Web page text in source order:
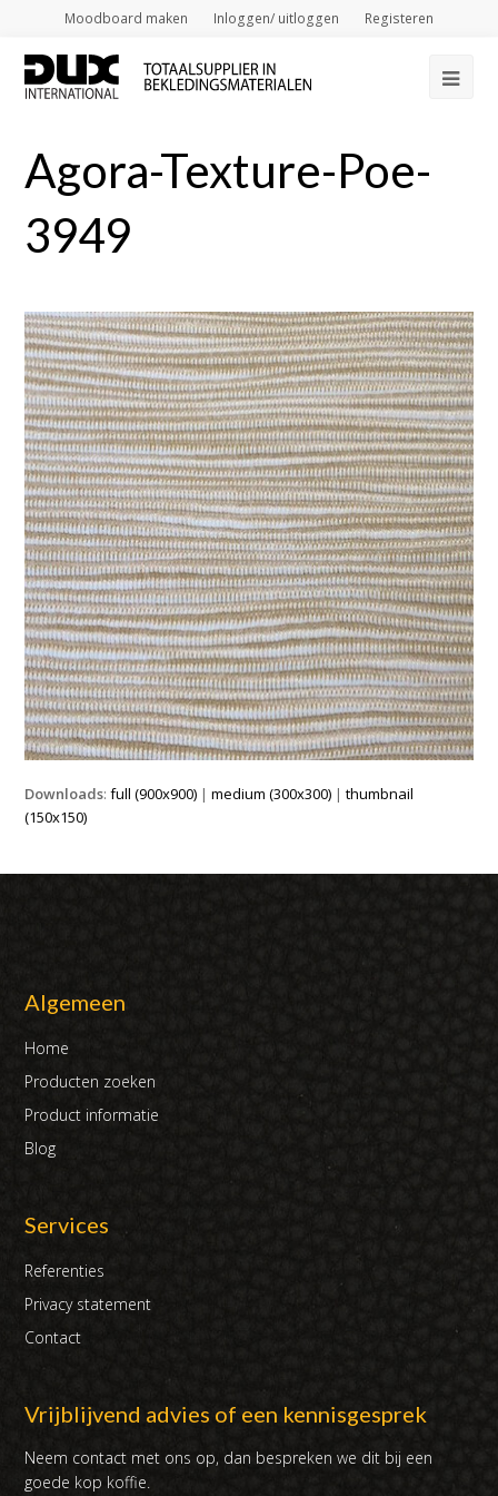
Moodboard maken Inloggen/ uitloggen Registeren
Agora-Texture-Poe-
3949
Downloads:full (900x900) |medium (300x300) |thumbnail
(150x150)
Algemeen
Home
Producten zoeken
Product informatie
Blog
Services
Referenties
Privacy statement
Contact
Vrijblijvend advies of een kennisgesprek
Neem contact met ons op, dan bespreken we dit bij een
goede kop koffie.